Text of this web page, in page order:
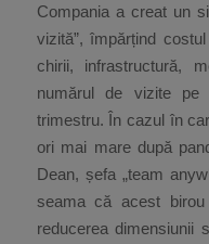
Compania a creat un
vizită”, împărțind
chirii, infrastructură,
numărul de vizite
trimestru. În cazul în
ori mai mare după
Dean, șefa „team
seama că acest
reducerea dimensiunii